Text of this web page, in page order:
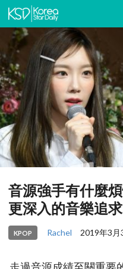
音源強手有什麼
更深入的音樂追求
KPOP Rachel 2019年3